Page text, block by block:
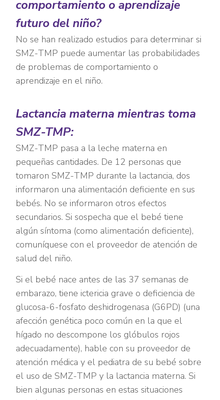
comportamiento o aprendizaje
futuro del niño?
No se han realizado estudios para determinar si
SMZ-TMP puede aumentar las probabilidades
de problemas de comportamiento o
aprendizaje en el niño.
Lactancia materna mientras toma
SMZ-TMP:
SMZ-TMP pasa a la leche materna en
pequeñas cantidades. De 12 personas que
tomaron SMZ-TMP durante la lactancia, dos
informaron una alimentación deficiente en sus
bebés. No se informaron otros efectos
secundarios. Si sospecha que el bebé tiene
algún síntoma (como alimentación deficiente),
comuníquese con el proveedor de atención de
salud del niño.
Si el bebé nace antes de las 37 semanas de
embarazo, tiene ictericia grave o deficiencia de
glucosa-6-fosfato deshidrogenasa (G6PD) (una
afección genética poco común en la que el
hígado no descompone los glóbulos rojos
adecuadamente), hable con su proveedor de
atención médica y el pediatra de su bebé sobre
el uso de SMZ-TMP y la lactancia materna. Si
bien algunas personas en estas situaciones